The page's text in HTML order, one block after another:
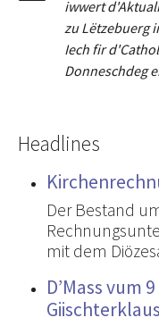
iwwert
zu Lëtzebuerg
Iech fir
Donneschdeg
Headlines
Der Bestand
mit dem
D’Mass vum